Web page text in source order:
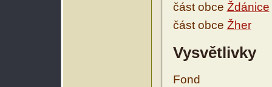
část obce Ždánice
část obce Žher
Vysvětlivky
Fond